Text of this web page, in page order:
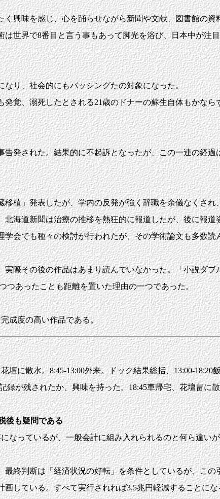
興味を感じ、心を踊らせながら新聞や文献、図書館の資
世界で8番目と言う事もあって脚光を浴び、日本中が注
り、社会的にもバッシングたの対象になった。
覚、溺死したとされる21歳のドナーの蘇生自体もかな
発された。結果的に不起訴となったが、この一連の経過
植」発表したが、学内の反発が強く辞職を余儀なくされ
海道新聞は治療の推移を熱狂的に報道したが、後に報道
会でも種々の検討が行われたが、その学術論文も多数読
際その後の作品はあまり読んでいなかった。「小説ダブ
つあったことも距離を置いた理由の一つであった。
成度の高い作品である。
に散水。8:45-13:00外来。ドック結果総括、13:00-
が残されたか、興味を持った。18:45車帰宅、花壇畠に
税後も疑問である
っているが、一般会計に組み入れられるのと何ら違い
終判断は「経済状況の好転」を条件としているが、この
している。すべて実行されれば3.5兆円軽減することに